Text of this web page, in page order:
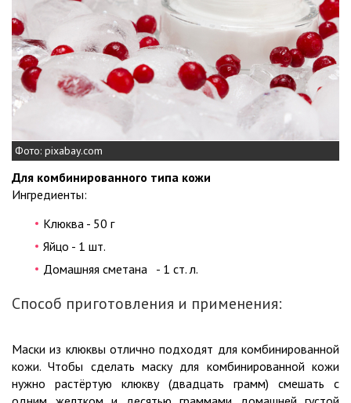
Фото: pixabay.com
Для комбинированного типа кожи
Ингредиенты:
Клюква - 50 г
Яйцо - 1 шт.
Домашняя сметана - 1 ст. л.
Способ приготовления и применения:
Маски из клюквы отлично подходят для комбинированной
кожи. Чтобы сделать маску для комбинированной кожи
нужно растёртую клюкву (двадцать грамм) смешать с